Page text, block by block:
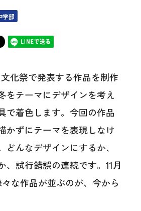
学部
化祭で発表する作品を制作
をテーマにデザインを考え
で着色します。今回の作品
かずにテーマを表現しなけ
どんなデザインにするか、
、試行錯誤の連続です。11月
な作品が並ぶのが、今から